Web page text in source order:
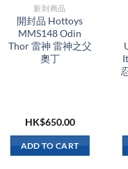
新到商品​
開封品 Hottoys
MMS148 Odin
Thor 雷神 雷神之父
奧丁
HK$650.00
ADD TO CART